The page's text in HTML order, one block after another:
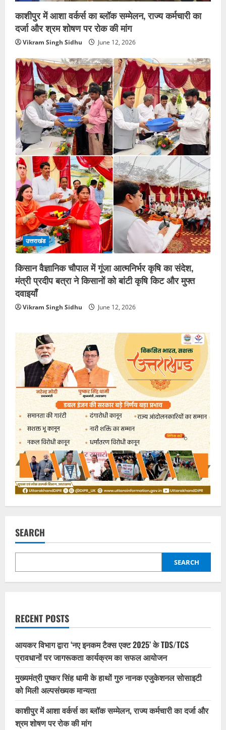
काशीपुर में आशा वर्कर्स का ब्लॉक सम्मेलन, राज्य कर्मचारी का
दर्जा और श्रम शोषण पर रोक की मांग
Vikram Singh Sidhu June 12, 2026
उत्तराखंड
किसान वैज्ञानिक चौपाल में गूंजा आत्मनिर्भर कृषि का संदेश,
मंत्री प्रदीप बत्रा ने किसानों को बांटी कृषि किट और मुफ्त
दवाइयाँ
Vikram Singh Sidhu June 12, 2026
SEARCH
SEARCH
RECENT POSTS
आयकर विभाग द्वारा ‘नए इनकम टैक्स एक्ट 2025’ के TDS/TCS
प्रावधानों पर जागरूकता कार्यक्रम का सफल आयोजन
मुख्यमंत्री पुष्कर सिंह धामी के हाथों गुरु नानक एजुकेशनल सोसाइटी
को मिली अल्पसंख्यक मान्यता
काशीपुर में आशा वर्कर्स का ब्लॉक सम्मेलन, राज्य कर्मचारी का दर्जा और
श्रम शोषण पर रोक की मांग